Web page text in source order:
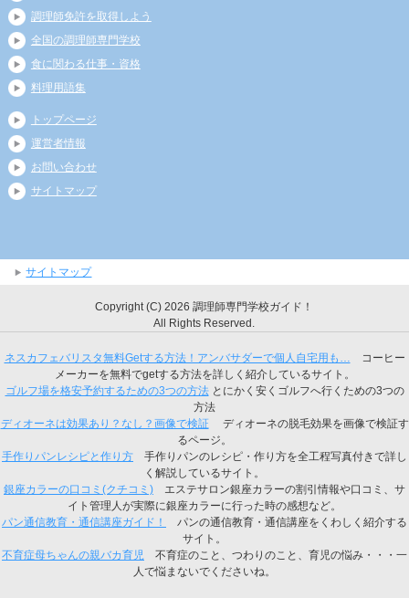
調理師免許を取得しよう
全国の調理師専門学校
食に関わる仕事・資格
料理用語集
トップページ
運営者情報
お問い合わせ
サイトマップ
サイトマップ
Copyright (C) 2026 調理師専門学校ガイド！
All Rights Reserved.
ネスカフェバリスタ無料Getする方法！アンバサダーで個人自宅用も… コーヒー
メーカーを無料でgetする方法を詳しく紹介しているサイト。
ゴルフ場を格安予約するための3つの方法とにかく安くゴルフへ行くための3つの
方法
ディオーネは効果あり？なし？画像で検証ディオーネの脱毛効果を画像で検証す
るページ。
手作りパンレシピと作り方 手作りパンのレシピ・作り方を全工程写真付きで詳し
く解説しているサイト。
銀座カラーの口コミ(クチコミ) エステサロン銀座カラーの割引情報や口コミ、サ
イト管理人が実際に銀座カラーに行った時の感想など。
パン通信教育・通信講座ガイド！
パンの通信教育・通信講座をくわしく紹介する
サイト。
不育症母ちゃんの親バカ育児 不育症のこと、つわりのこと、育児の悩み・・・一
人で悩まないでくださいね。